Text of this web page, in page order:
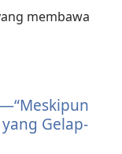
membawa
Gelap-